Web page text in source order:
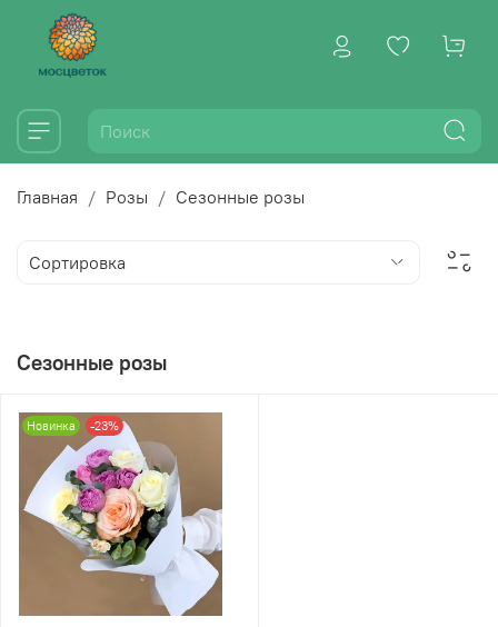
Главная Розы Сезонные розы
Сезонные розы
Новинка -23%